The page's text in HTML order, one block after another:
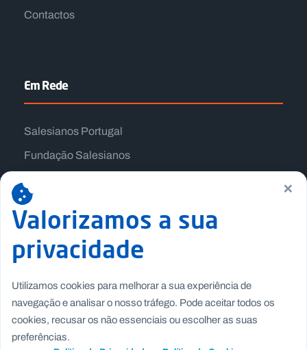
Contactos
Em Rede
Salesianos Portugal
Fundação Salesianos
Família Salesiana
Missão Dom Bosco
Jogos Nacionais Salesianos
×
Valorizamos a sua
privacidade
Utilizamos cookies para melhorar a sua experiência de
navegação e analisar o nosso tráfego. Pode aceitar todos os
cookies, recusar os não essenciais ou escolher as suas
preferências.